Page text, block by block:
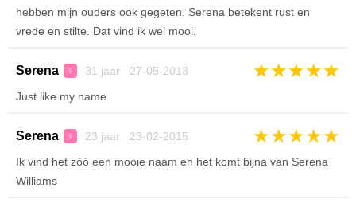
hebben mijn ouders ook gegeten. Serena betekent rust en
vrede en stilte. Dat vind ik wel mooi.
Serena ♀ 31 jaar 27-05-2013 ★★★★★
Just like my name
Serena ♀ 23 jaar 23-02-2015 ★★★★★
Ik vind het zóó een mooie naam en het komt bijna van Serena
Williams